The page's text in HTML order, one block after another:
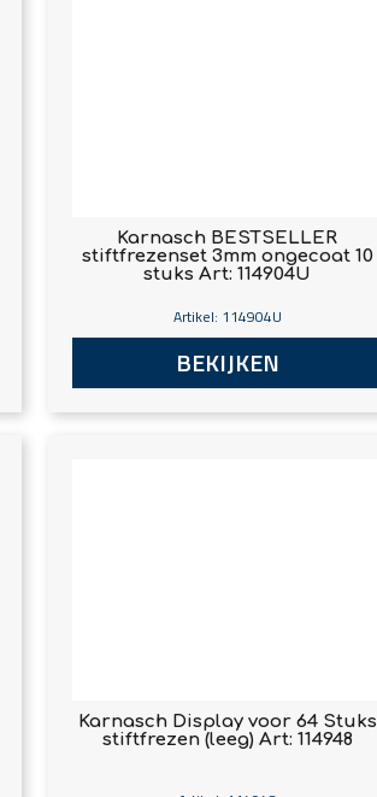
Karnasch BESTSELLER
stiftfrezenset 3mm ongecoat 10
stuks Art: 114904U
Artikel: 114904U
BEKIJKEN
Karnasch Display voor 64 Stuks
stiftfrezen (leeg) Art: 114948